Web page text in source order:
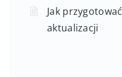
Jak
aktualizacji